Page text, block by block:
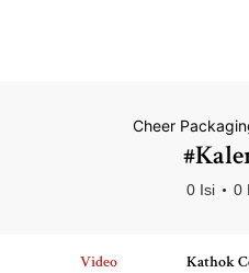
Cheer
0 Isi 0
Video Kathok